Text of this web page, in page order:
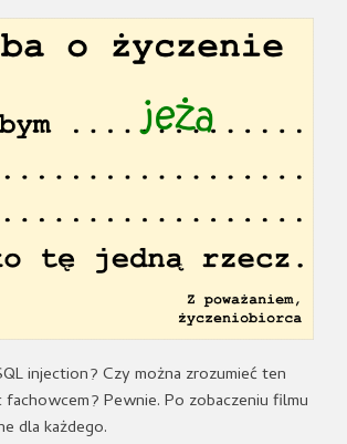
injection? Czy można zrozumieć ten
fachowcem? Pewnie. Po zobaczeniu filmu
dla każdego.